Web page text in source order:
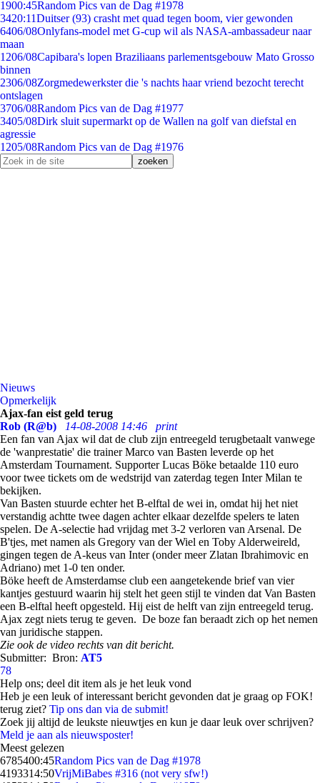
1900:45Random Pics van de Dag #1978
3420:11Duitser (93) crasht met quad tegen boom, vier gewonden
6406/08Onlyfans-model met G-cup wil als NASA-ambassadeur naar
maan
1206/08Capibara's lopen Braziliaans parlementsgebouw Mato Grosso
binnen
2306/08Zorgmedewerkster die 's nachts haar vriend bezocht terecht
ontslagen
3706/08Random Pics van de Dag #1977
3405/08Dirk sluit supermarkt op de Wallen na golf van diefstal en
agressie
1205/08Random Pics van de Dag #1976
Nieuws
Opmerkelijk
Ajax-fan eist geld terug
Rob (R@b)
14-08-2008 14:46
print
Een fan van Ajax wil dat de club zijn entreegeld terugbetaalt vanwege
de 'wanprestatie' die trainer Marco van Basten leverde op het
Amsterdam Tournament. Supporter Lucas Böke betaalde 110 euro
voor twee tickets om de wedstrijd van zaterdag tegen Inter Milan te
bekijken.
Van Basten stuurde echter het B-elftal de wei in, omdat hij het niet
verstandig achtte twee dagen achter elkaar dezelfde spelers te laten
spelen. De A-selectie had vrijdag met 3-2 verloren van Arsenal. De
B'tjes, met namen als Gregory van der Wiel en Toby Alderweireld,
gingen tegen de A-keus van Inter (onder meer Zlatan Ibrahimovic en
Adriano) met 1-0 ten onder.
Böke heeft de Amsterdamse club een aangetekende brief van vier
kantjes gestuurd waarin hij stelt het geen stijl te vinden dat Van Basten
een B-elftal heeft opgesteld. Hij eist de helft van zijn entreegeld terug.
Ajax zegt niets terug te geven. De boze fan beraadt zich op het nemen
van juridische stappen.
Zie ook de video rechts van dit bericht.
Submitter: Bron: AT5
78
Help ons; deel dit item als je het leuk vond
Heb je een leuk of interessant bericht gevonden dat je graag op FOK!
terug ziet? Tip ons dan via de submit!
Zoek jij altijd de leukste nieuwtjes en kun je daar leuk over schrijven?
Meld je aan als nieuwsposter!
Meest gelezen
6785400:45Random Pics van de Dag #1978
4193314:50VrijMiBabes #316 (not very sfw!)